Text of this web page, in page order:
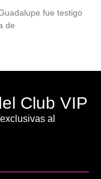
fue testigo
de
Club VIP
al